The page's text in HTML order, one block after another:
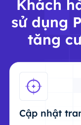
Khách
sử dụng
tăng
Cập nhật